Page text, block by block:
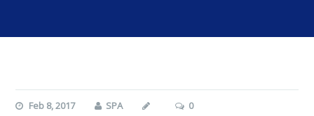
Feb 8, 2017 SPA 0